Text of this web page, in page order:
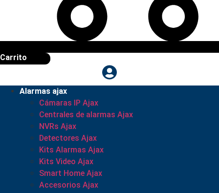
Carrito
Alarmas ajax
Cámaras IP Ajax
Centrales de alarmas Ajax
NVRs Ajax
Detectores Ajax
Kits Alarmas Ajax
Kits Video Ajax
Smart Home Ajax
Accesorios Ajax